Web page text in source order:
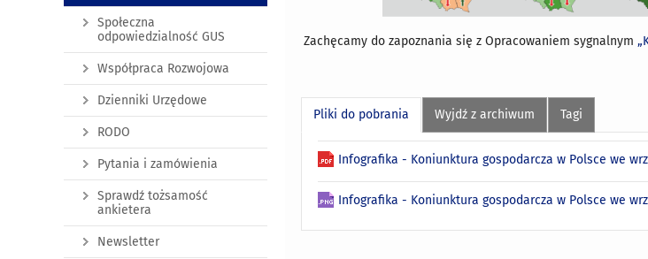
Zachęcamy do zapoznania się z Opracowaniem sygnalnym
Pliki do pobrania Wyjdź z archiwum Tagi
Infografika - Koniunktura gospodarcza w Polsce we
Infografika - Koniunktura gospodarcza w Polsce we
Społeczna
odpowiedzialność GUS
Współpraca Rozwojowa
Dzienniki Urzędowe
RODO
Pytania i zamówienia
Sprawdź tożsamość
ankietera
Newsletter